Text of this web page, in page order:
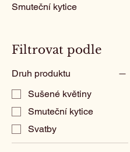
Smuteční kytice
Filtrovat podle
Druh produktu
Sušené květiny
Smuteční kytice
Svatby